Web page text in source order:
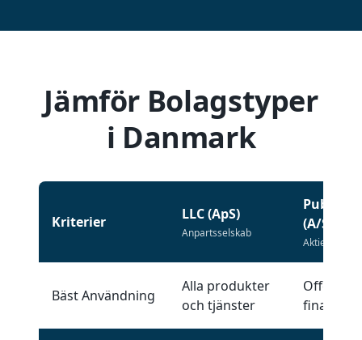
Jämför Bolagstyper
i Danmark
Kriterier LLC (ApS)
Anpartsselskab
Public
(A/S)
Aktieselskab
Bäst Användning
Alla produkter
och tjänster
Offentlig